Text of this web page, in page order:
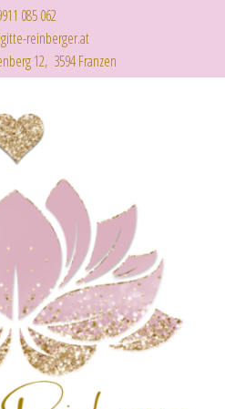
085 062
reinberger.at
12, 3594 Franzen